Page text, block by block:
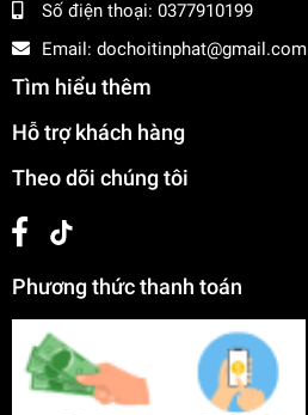
Số điện thoại: 0377910199
Email: dochoitinphat@gmail.com
Tìm hiểu thêm
Hỗ trợ khách hàng
Theo dõi chúng tôi
Phương thức thanh toán